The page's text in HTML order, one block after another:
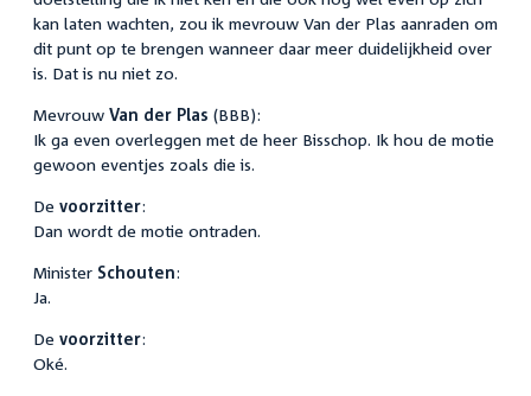
kan laten wachten, zou ik mevrouw Van der Plas aanraden om
dit punt op te brengen wanneer daar meer duidelijkheid over
is. Dat is nu niet zo.
Mevrouw Van der Plas (BBB):
Ik ga even overleggen met de heer Bisschop. Ik hou de motie
gewoon eventjes zoals die is.
De voorzitter:
Dan wordt de motie ontraden.
Minister Schouten:
Ja.
De voorzitter:
Oké.